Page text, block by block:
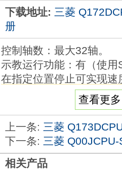
下载地址: 三菱
册
控制轴数：最大32轴。
示教运行功能：有（使用
在指定位置停止可实现速
伺服电机可以以预先设定
在启动指定位置停止指令
即可在事先设定的位置停
本面。
在操作运行时不仅可以
速度，
查看更
上一条: 三菱
下一条: 三菱
相关产品